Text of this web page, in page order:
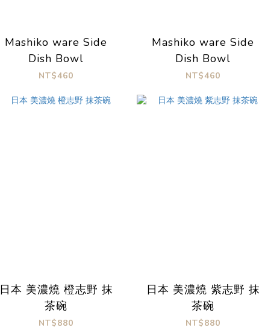
Mashiko ware Side
Dish Bowl
NT$460
Mashiko ware Side
Dish Bowl
NT$460
日本 美濃燒 橙志野 抹
茶碗
NT$880
日本 美濃燒 紫志野 抹
茶碗
NT$880